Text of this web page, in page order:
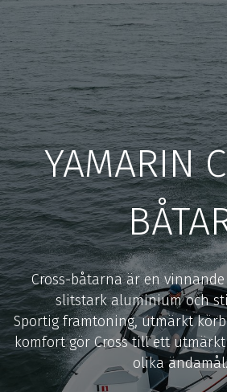
YAMARIN
Cross-båtarna är en
slitstark aluminium och
Sportig framtoning, utmärkt
komfort gör Cross till ett
olika